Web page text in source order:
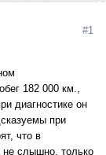
#1
182 000 км.,
диагностике он
при
что в
не слышно, только